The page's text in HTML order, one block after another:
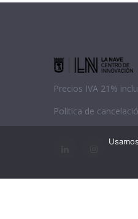
Precios IVA 21%
Política de